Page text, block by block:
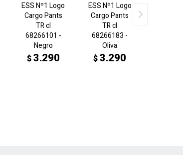
ESS Nº1 Logo
Cargo Pants
TR cl
68266101 -
Negro
$3.290
ESS Nº1 Logo
Cargo Pants
TR cl
68266183 -
Oliva
$3.290